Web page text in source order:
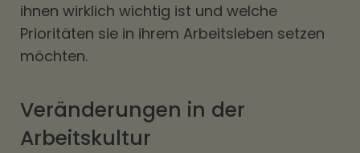
ihnen wirklich wichtig ist und welche
Prioritäten sie in ihrem Arbeitsleben setzen
möchten.
Veränderungen in der
Arbeitskultur